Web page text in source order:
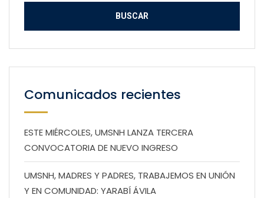
Comunicados recientes
ESTE MIÉRCOLES, UMSNH LANZA TERCERA
CONVOCATORIA DE NUEVO INGRESO
UMSNH, MADRES Y PADRES, TRABAJEMOS EN UNIÓN
Y EN COMUNIDAD: YARABÍ ÁVILA